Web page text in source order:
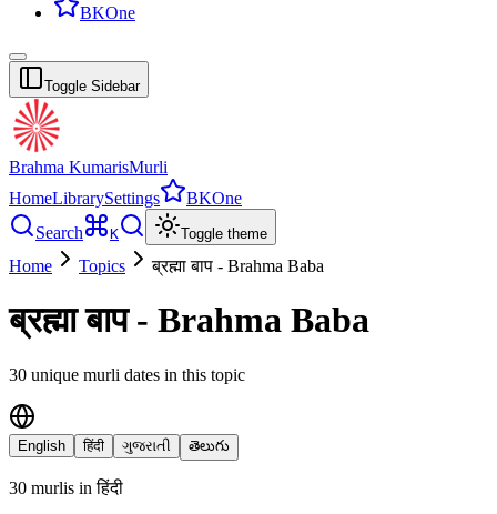
BKOne
Toggle Sidebar
Brahma KumarisMurli
HomeLibrarySettings
BKOne
Search
K Toggle theme
Home Topics ब्रह्मा बाप - Brahma Baba
ब्रह्मा बाप - Brahma Baba
30 unique murli dates in this topic
English हिंदी ગુજરાતી తెలుగు
30 murlis inहिंदी